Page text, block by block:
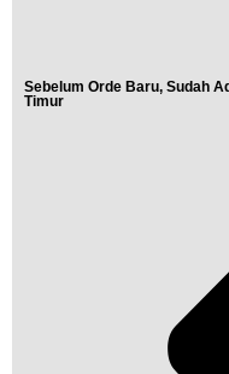
Sebelum Orde Baru, Sudah
Timur